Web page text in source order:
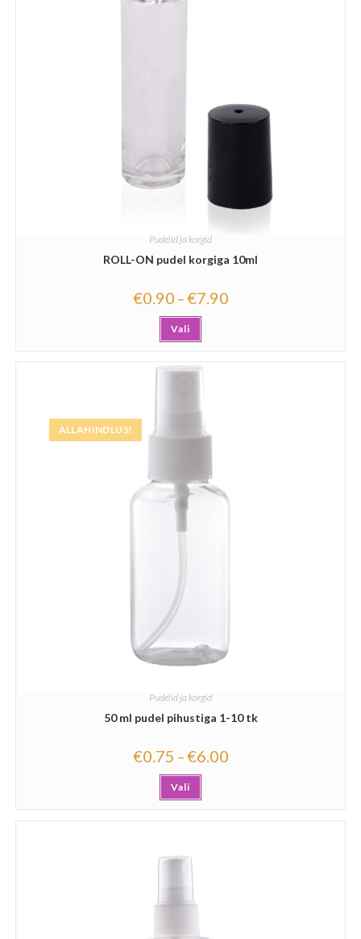
Pudelid ja korgid
ROLL-ON pudel korgiga 10ml
€0.90 –€7.90
Vali
ALLAHINDLUS!
Pudelid ja korgid
50 ml pudel pihustiga 1-10 tk
€0.75 –€6.00
Vali